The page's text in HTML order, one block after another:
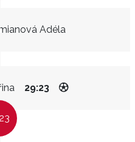
Adéla
29:23